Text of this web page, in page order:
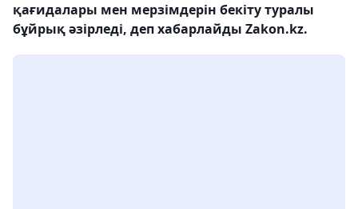
қағидалары мен мерзімдерін бекіту туралы
бұйрық әзірледі, деп хабарлайды Zakon.kz.